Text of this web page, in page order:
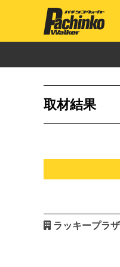
取材結果
ラッキープラ